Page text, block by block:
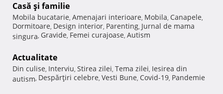
Casă şi familie
Mobila bucatarie, Amenajari interioare, Mobila, Canapele,
Dormitoare, Design interior, Parenting, Jurnal de mama
singura, Gravide, Femei curajoase, Autism
Actualitate
Din culise, Interviu, Stirea zilei, Tema zilei, Iesirea din
autism, Despărţiri celebre, Vesti Bune, Covid-19, Pandemie